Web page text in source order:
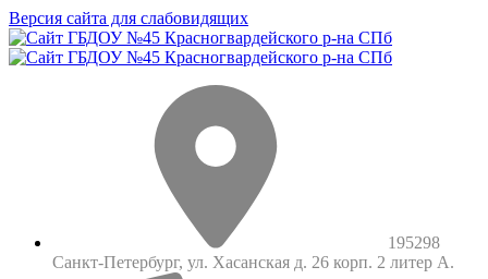
Версия сайта для слабовидящих
195298
Санкт-Петербург, ул. Хасанская д. 26 корп. 2 литер А.